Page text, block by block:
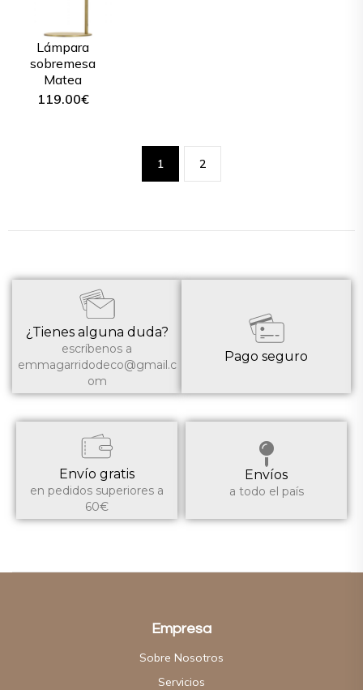
Lámpara
sobremesa
Matea
119.00€
1 2
¿Tienes alguna duda?
escríbenos a
emmagarridodeco@gmail.c
om
Pago seguro
Envío gratis
en pedidos superiores a
60€
Envíos
a todo el país
Empresa
Sobre Nosotros
Servicios